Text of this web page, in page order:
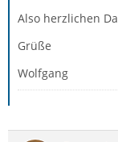
Also herzlichen
Grüße
Wolfgang